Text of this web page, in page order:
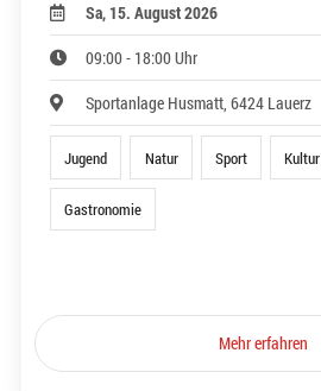
Sa, 15. August 2026
09:00 - 18:00 Uhr
Sportanlage Husmatt, 6424 Lauerz
Jugend Natur Sport Kultur
Gastronomie
Mehr erfahren